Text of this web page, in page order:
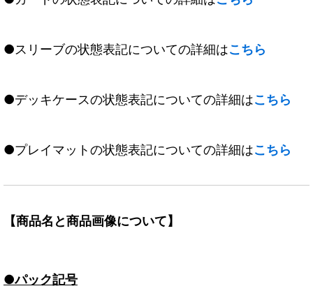
●スリーブの状態表記についての詳細はこちら
●デッキケースの状態表記についての詳細はこちら
●プレイマットの状態表記についての詳細はこちら
【商品名と商品画像について】
●パック記号